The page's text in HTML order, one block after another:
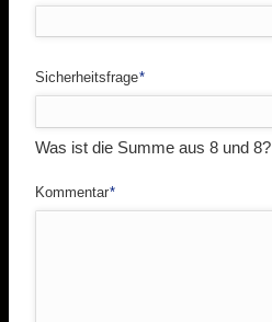
Pflichtfeld
Sicherheitsfrage*
Was ist die Summe aus 8 und 8?
Pflichtfeld
Kommentar*